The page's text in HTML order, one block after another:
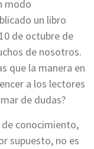
modo
un libro
de octubre de
de nosotros.
que la manera en
a los lectores
de dudas?
conocimiento,
supuesto, no es